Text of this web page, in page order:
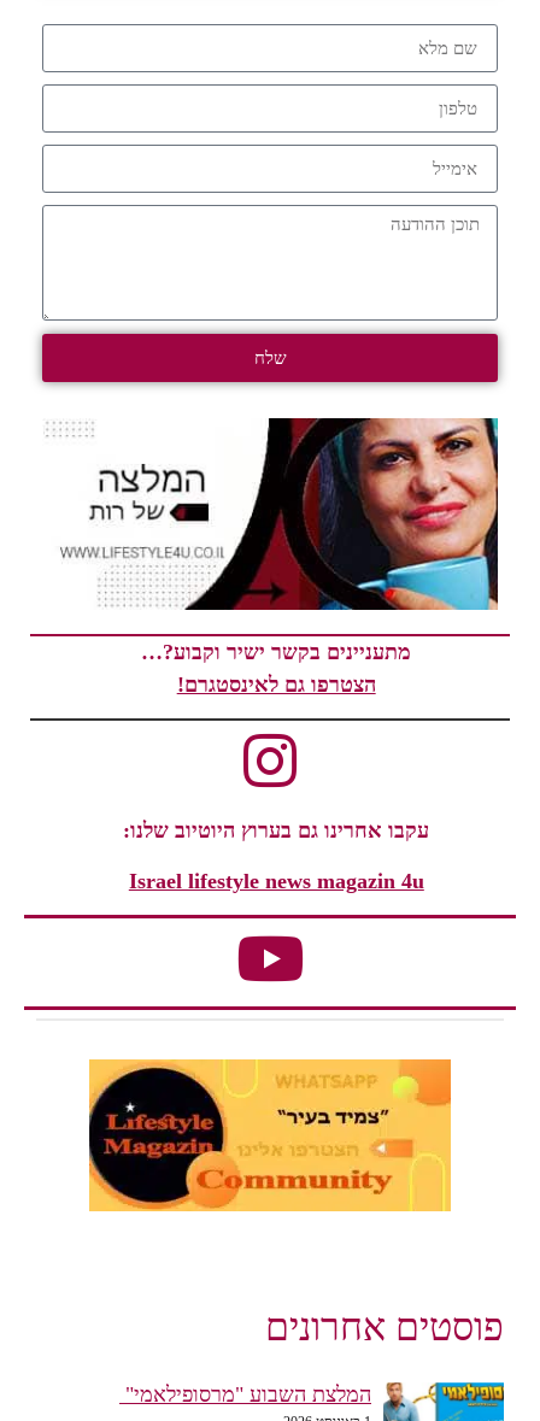
שלח
מתעניינים בקשר ישיר וקבוע?…
הצטרפו גם לאינסטגרם!
עקבו אחרינו גם בערוץ היוטיוב שלנו:
Israel lifestyle news magazin 4u
פוסטים אחרונים
המלצת השבוע "מרסופילאמי"